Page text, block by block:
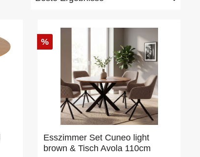
%
Esszimmer Set Cuneo light
brown & Tisch Avola 110cm